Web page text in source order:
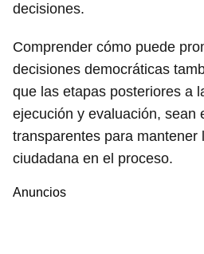
decisiones.
Comprender cómo puede
decisiones democráticas
que las etapas posteriores a
ejecución y evaluación, sean
transparentes para mantener
ciudadana en el proceso.
Anuncios